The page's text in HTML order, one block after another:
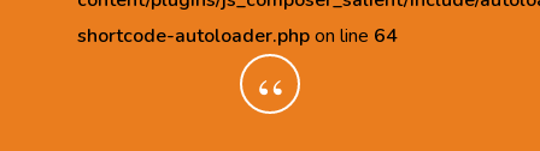
shortcode-autoloader.phpon line 64
“